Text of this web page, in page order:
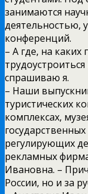
занимаются
деятельностью,
конференций.
– А где, на каких
спрашиваю я.
– Наши
туристических
комплексах,
регулирующих
рекламных
Ивановна. –
России, но и за